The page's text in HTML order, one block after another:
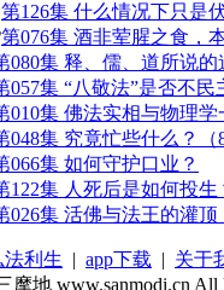
第126集 什么情况下只是
第076集 酒非荤腥之食，
080集 释、儒、道所说的
057集 “八敬法”是否不民
010集 佛法实相与物理学
048集 究竟忙些什么？（8
066集 如何守护口业？
122集 人死后是如何投生
026集 活佛与法王的灌顶
法利生 | app下载 | 关于
摩地 www.sanmodi.cn All